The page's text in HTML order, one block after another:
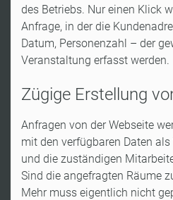
des Betriebs. Nur einen Klick
Anfrage, in der die
Datum, Personenzahl – der
Veranstaltung erfasst werden.
Zügige Erstellung
Anfragen von der Webseite
mit den verfügbaren Daten
und die zuständigen
Sind die angefragten Räume
Mehr muss eigentlich nicht